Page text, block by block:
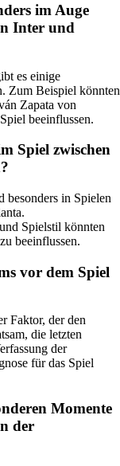
im Auge
Inter und
es einige
Zum Beispiel könnten
Zapata von
beeinflussen.
Spiel zwischen
in Spielen
Spielstil könnten
beeinflussen.
vor dem Spiel
Faktor, der den
die letzten
der
für das Spiel
Momente
der